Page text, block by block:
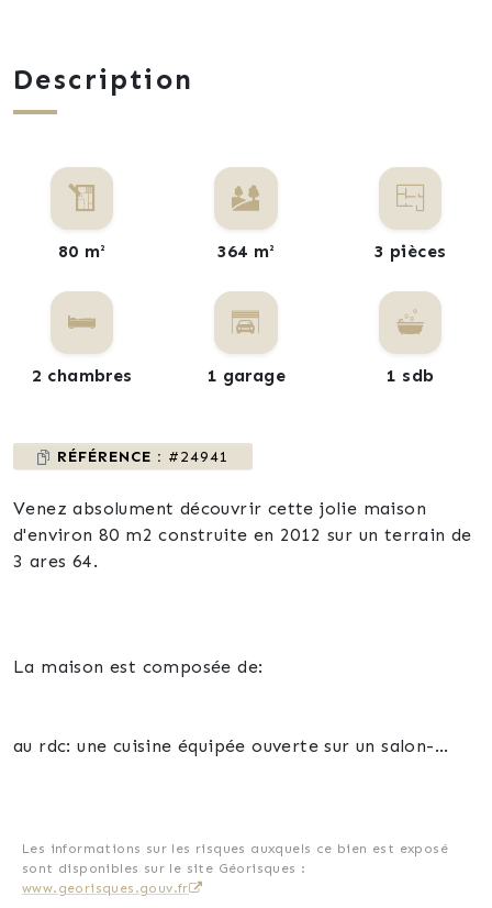
Description
80 m² 364 m² 3 pièces
2 chambres 1 garage 1 sdb
RÉFÉRENCE : #24941
Venez absolument découvrir cette jolie maison
d'environ 80 m2 construite en 2012 sur un terrain de
3 ares 64.
La maison est composée de:
au rdc: une cuisine équipée ouverte sur un salon-
bains.
Les informations sur les risques auxquels ce bien est exposé
sont disponibles sur le site Géorisques :
www.georisques.gouv.fr